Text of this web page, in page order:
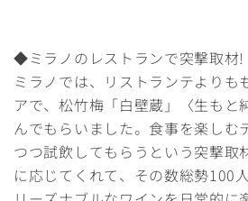
◆ミラノのレストランで突撃取材!
ミラノでは、リストランテよりも
アで、松竹梅「白壁蔵」〈生もと
んでもらいました。食事を楽しむ
つつ試飲してもらうという突撃取
に応じてくれて、その数総勢100